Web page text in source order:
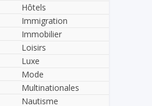
Hôtels
Immigration
Immobilier
Loisirs
Luxe
Mode
Multinationales
Nautisme